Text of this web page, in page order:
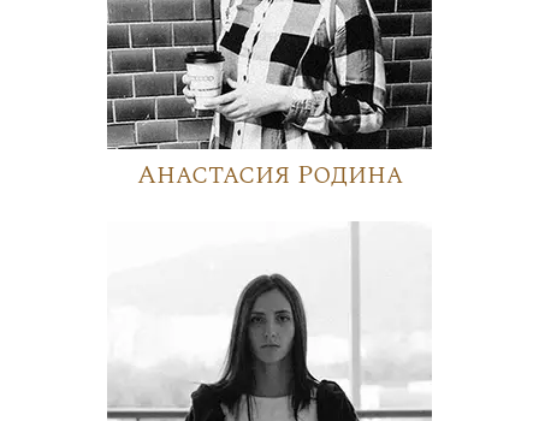
Анастасия Родина